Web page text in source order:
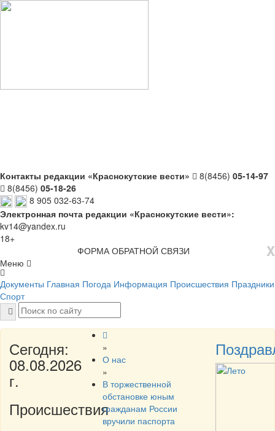
Контакты редакции «Краснокутские вести» 8(8456) 05-14-97
8(8456) 05-18-26
8 905 032-63-74
Электронная почта редакции «Краснокутские вести»:
kv14@yandex.ru
18+
X
ФОРМА ОБРАТНОЙ СВЯЗИ
Меню
Документы Главная Погода Информация Происшествия Праздники
Спорт
Сегодня:
08.08.2026
г.
Происшествия
»
О нас
»
В торжественной
обстановке юным
гражданам России
вручили паспорта